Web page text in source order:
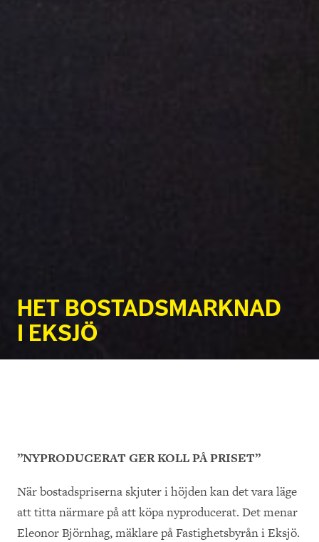
HET BOSTADSMARKNAD
I EKSJÖ
”NYPRODUCERAT GER KOLL PÅ PRISET”
När bostadspriserna skjuter i höjden kan det vara läge
att titta närmare på att köpa nyproducerat. Det menar
Eleonor Björnhag, mäklare på Fastighetsbyrån i Eksjö.